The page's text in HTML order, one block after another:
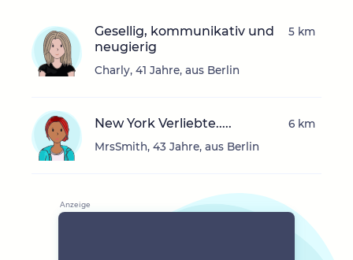
Gesellig, kommunikativ und
neugierig
Charly, 41 Jahre, aus Berlin
5 km
New York Verliebte.....
MrsSmith, 43 Jahre, aus Berlin
6 km